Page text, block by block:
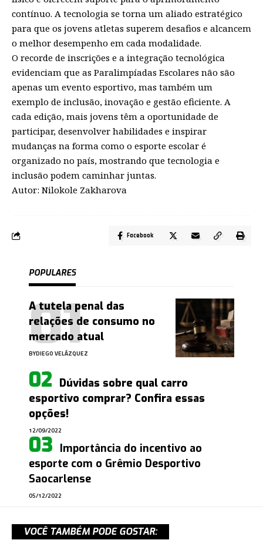
contínuo. A tecnologia se torna um aliado estratégico
para que os jovens atletas superem desafios e alcancem
o melhor desempenho em cada modalidade.
O recorde de inscrições e a integração tecnológica
evidenciam que as Paralimpíadas Escolares não são
apenas um evento esportivo, mas também um
exemplo de inclusão, inovação e gestão eficiente. A
cada edição, mais jovens têm a oportunidade de
participar, desenvolver habilidades e inspirar
mudanças na forma como o esporte escolar é
organizado no país, mostrando que tecnologia e
inclusão podem caminhar juntas.
Autor: Nilokole Zakharova
Facebook
POPULARES
A tutela penal das
relações de consumo no
mercado atual
BYDIEGO VELÁZQUEZ
Dúvidas sobre qual carro
esportivo comprar? Confira essas
opções!
12/09/2022
Importância do incentivo ao
esporte com o Grêmio Desportivo
Saocarlense
05/12/2022
VOCÊ TAMBÉM PODE GOSTAR: